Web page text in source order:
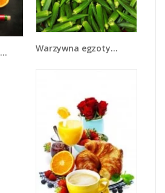
Warzywna egzotyka - JN191